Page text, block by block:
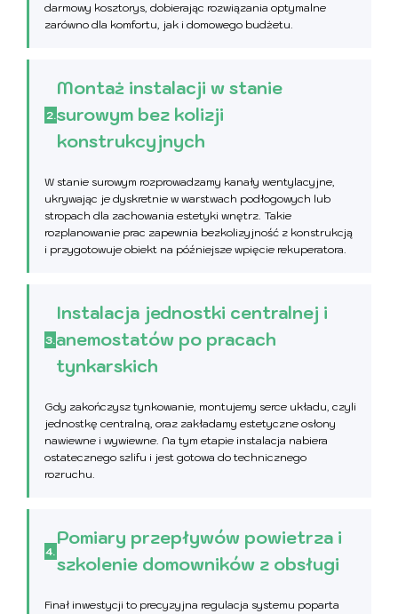
darmowy kosztorys, dobierając rozwiązania optymalne
zarówno dla komfortu, jak i domowego budżetu.
2.
Montaż instalacji w stanie
surowym bez kolizji
konstrukcyjnych
W stanie surowym rozprowadzamy kanały wentylacyjne,
ukrywając je dyskretnie w warstwach podłogowych lub
stropach dla zachowania estetyki wnętrz. Takie
rozplanowanie prac zapewnia bezkolizyjność z konstrukcją
i przygotowuje obiekt na późniejsze wpięcie rekuperatora.
3.
Instalacja jednostki centralnej i
anemostatów po pracach
tynkarskich
Gdy zakończysz tynkowanie, montujemy serce układu, czyli
jednostkę centralną, oraz zakładamy estetyczne osłony
nawiewne i wywiewne. Na tym etapie instalacja nabiera
ostatecznego szlifu i jest gotowa do technicznego
rozruchu.
4.
Pomiary przepływów powietrza i
szkolenie domowników z obsługi
Finał inwestycji to precyzyjna regulacja systemu poparta